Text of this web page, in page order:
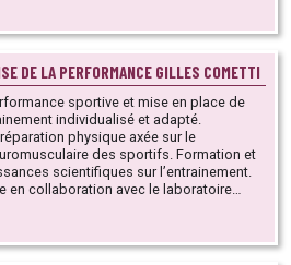
DE LA PERFORMANCE GILLES COMETTI
sportive et mise en place de
individualisé et adapté.
physique axée sur le
des sportifs. Formation et
scientifiques sur l’entrainement.
en collaboration avec le laboratoire
sur l’entrainement et la performance
la préparation physique.